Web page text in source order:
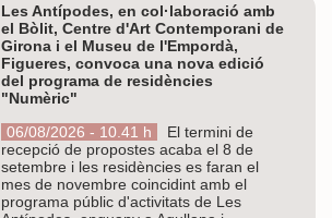
Les Antípodes, en col·laboració amb
el Bòlit, Centre d'Art Contemporani de
Girona i el Museu de l'Empordà,
Figueres, convoca una nova edició
del programa de residències
"Numèric"
06/08/2026 - 10.41 h
El termini de
recepció de propostes acaba el 8 de
setembre i les residències es faran el
mes de novembre coincidint amb el
programa públic d'activitats de Les